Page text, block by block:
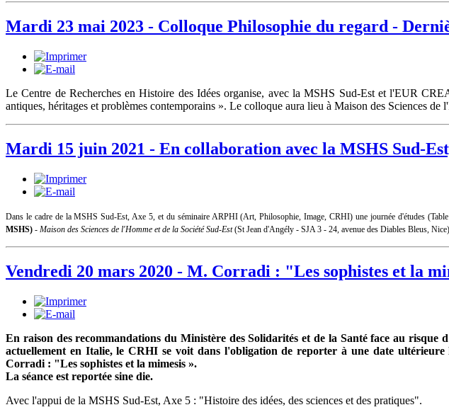
Mardi 23 mai 2023 - Colloque Philosophie du regard -
Le Centre de Recherches en Histoire des Idées organise, avec la MSHS Sud-Est et l'EUR
antiques, héritages et problèmes contemporains ». Le colloque aura lieu à Maison des Sciences
Mardi 15 juin 2021 - En collaboration avec la MSHS Sud-
Dans le cadre de la MSHS Sud-Est, Axe 5, et du séminaire ARPHI (Art, Philosophie, Image, CRHI) une journée d'études
MSHS) - Maison des Sciences de l'Homme et de la Société Sud-Est(St Jean d'Angély - SJA 3 - 24, avenue des Diables Bleus, Nice).
Vendredi 20 mars 2020 - M. Corradi : "Les sophistes et la
En raison des recommandations du Ministère des Solidarités et de la Santé face au
actuellement en Italie, le CRHI se voit dans l'obligation de reporter à une date
Corradi : "Les sophistes et la mimesis ».
La séance est reportée sine die.
Avec l'appui de la MSHS Sud-Est, Axe 5 : "Histoire des idées, des sciences et des pratiques".